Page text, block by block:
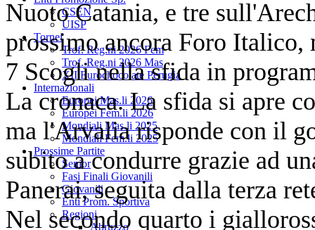
CSEN
UISP
Tornei
Trof. Reg.ni 2026 Fem
Trof. Reg.ni 2026 Mas
XII Eurochocolate Perugia
Internazionali
Europei Mas.li 2026
Europei Fem.li 2026
Mondiali Mas.li 2025
Mondiali Fem.li 2025
Prossime Partite
Senior
Fasi Finali Giovanili
Giovanili
Enti Prom. Sportiva
Regioni
Abruzzo
Nuoto Catania, e tre
prossimo ancora Foro Italico,
7 Scogli nella sfida in
La cronaca. La sfida si apre
ma l'Arvalia risponde con il
subito a condurre grazie ad
Panerai, seguita dalla terza
Nel secondo quarto i